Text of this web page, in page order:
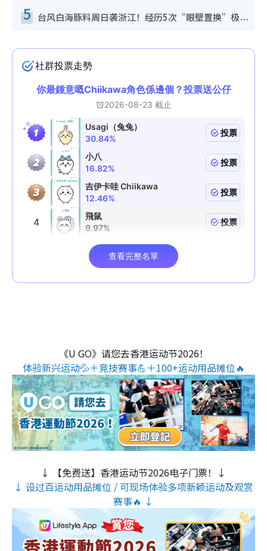
5 台风白海豚料周日袭浙江！经历5次“眼壁置换”极罕见 成登陆内地最长途台风
《U GO》请您去香港运动节2026！
体验新兴运动💦＋竞技赛事💪＋100+运动用品摊位🔥
↓ 【免费送】香港运动节2026电子门票！↓
↓ 设过百运动用品摊位 / 可现场体验多项新颖运动及观赏
赛事🔥 ↓